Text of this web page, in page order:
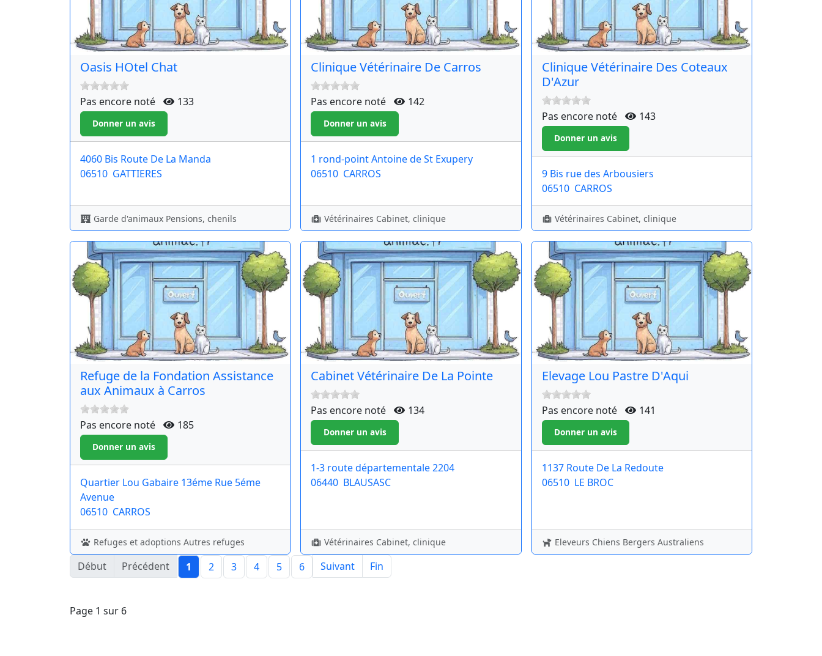
Oasis HOtel Chat
Pas encore noté 133
4060 Bis Route De La Manda
06510 GATTIERES
Garde d'animaux Pensions, chenils
Clinique Vétérinaire De Carros
Pas encore noté 142
1 rond-point Antoine de St Exupery
06510 CARROS
Vétérinaires Cabinet, clinique
Clinique Vétérinaire Des Coteaux
D'Azur
Pas encore noté 143
9 Bis rue des Arbousiers
06510 CARROS
Vétérinaires Cabinet, clinique
Refuge de la Fondation Assistance
aux Animaux à Carros
Pas encore noté 185
Quartier Lou Gabaire 13éme Rue 5éme
Avenue
06510 CARROS
Refuges et adoptions Autres refuges
Cabinet Vétérinaire De La Pointe
Pas encore noté 134
1-3 route départementale 2204
06440 BLAUSASC
Vétérinaires Cabinet, clinique
Elevage Lou Pastre D'Aqui
Pas encore noté 141
1137 Route De La Redoute
06510 LE BROC
Eleveurs Chiens Bergers Australiens
Début Précédent 1 2 3 4 5 6 Suivant Fin
Page 1 sur 6